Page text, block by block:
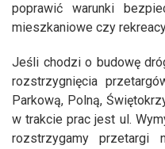
poprawić warunki
mieszkaniowe czy
Jeśli chodzi o budowę
rozstrzygnięcia
Parkową, Polną,
w trakcie prac jest ul.
rozstrzygamy